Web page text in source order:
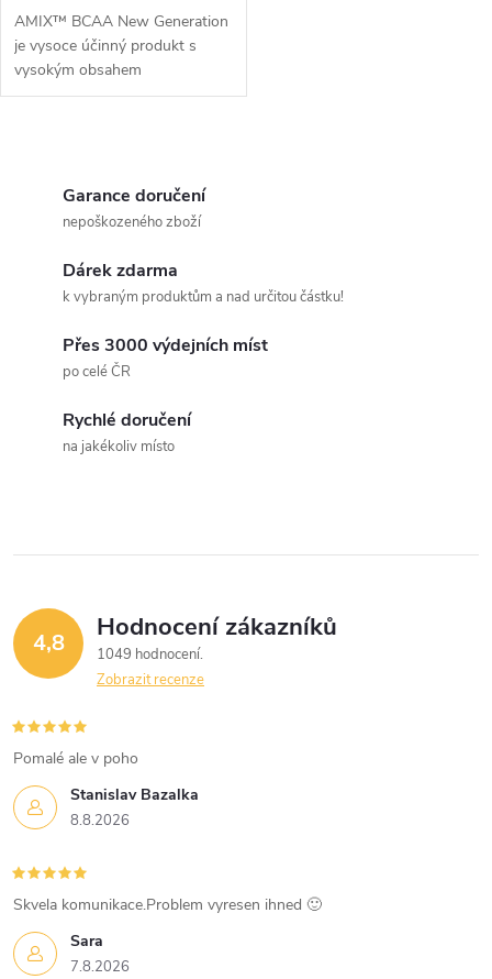
AMIX™ BCAA New Generation
je vysoce účinný produkt s
vysokým obsahem
aminokyselin BCAA ve volné
r
v
k
v
ý
p
i
s
u
Garance doručení
nepoškozeného zboží
Dárek zdarma
k vybraným produktům a nad určitou částku!
Přes 3000 výdejních míst
po celé ČR
Rychlé doručení
na jakékoliv místo
4,8 Hodnocení zákazníků
1049 hodnocení
Zobrazit recenze
Stanislav Bazalka
8.8.2026
Pomalé ale v poho
Sara
7.8.2026
Skvela komunikace.Problem vyresen ihned 🙂